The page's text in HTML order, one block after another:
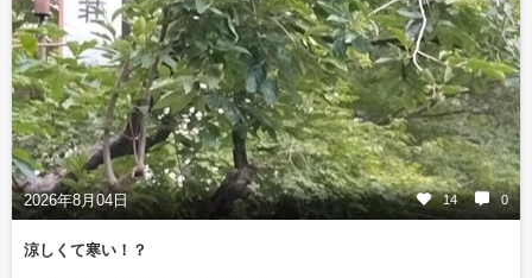
2026年8月04日 14 0
涼しくて寒い！？